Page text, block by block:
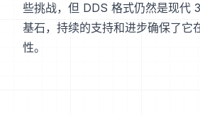
些挑战，但 DDS 格式仍然是现代
基石，持续的支持和进步确保了它
性。